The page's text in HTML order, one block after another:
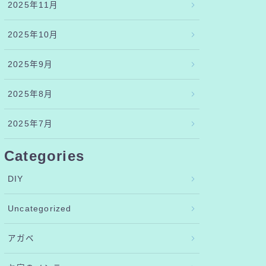
2025年11月
2025年10月
2025年9月
2025年8月
2025年7月
Categories
DIY
Uncategorized
アガベ